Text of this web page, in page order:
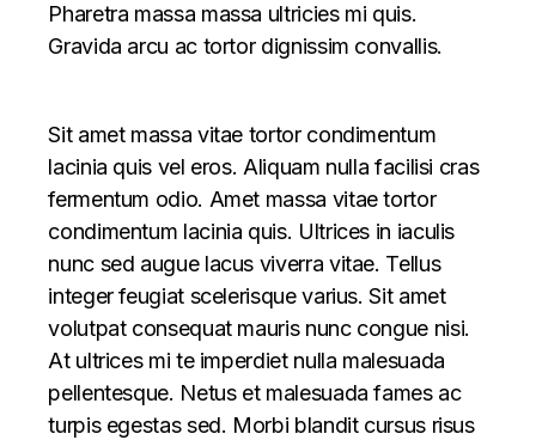
Pharetra massa massa ultricies mi quis.
Gravida arcu ac tortor dignissim convallis.
Sit amet massa vitae tortor condimentum
lacinia quis vel eros. Aliquam nulla facilisi cras
fermentum odio. Amet massa vitae tortor
condimentum lacinia quis. Ultrices in iaculis
nunc sed augue lacus viverra vitae. Tellus
integer feugiat scelerisque varius. Sit amet
volutpat consequat mauris nunc congue nisi.
At ultrices mi te imperdiet nulla malesuada
pellentesque. Netus et malesuada fames ac
turpis egestas sed. Morbi blandit cursus risus